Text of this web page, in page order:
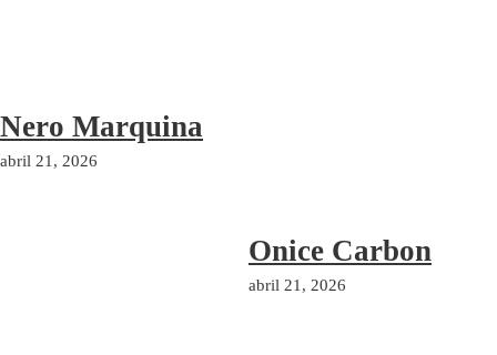
Nero Marquina
abril 21, 2026
Onice Carbon
abril 21, 2026